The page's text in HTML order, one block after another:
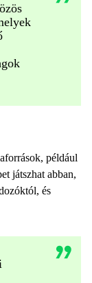
például
játszhat abban,
és